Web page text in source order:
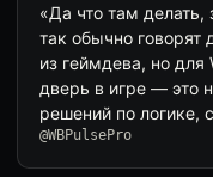
«Да что там
так обычно говорят
из геймдева, но
дверь в игре — это
решений по логике,
@WBPulsePro